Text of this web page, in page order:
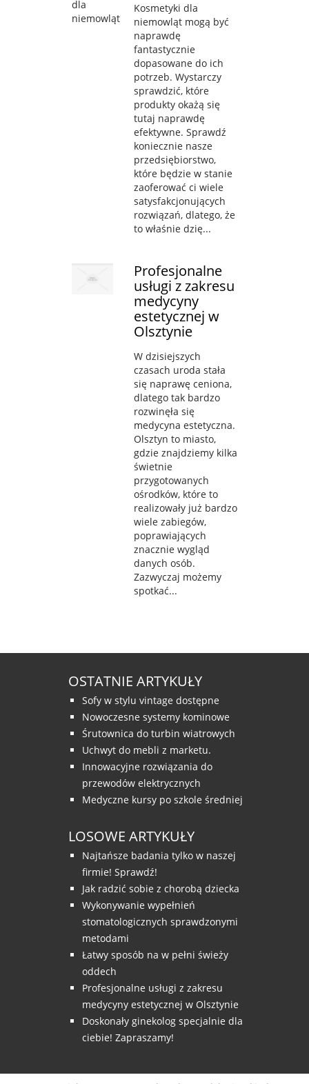
Kosmetyki dla
niemowląt mogą być
naprawdę
fantastycznie
dopasowane do ich
potrzeb. Wystarczy
sprawdzić, które
produkty okażą się
tutaj naprawdę
efektywne. Sprawdź
koniecznie nasze
przedsiębiorstwo,
które będzie w stanie
zaoferować ci wiele
satysfakcjonujących
rozwiązań, dlatego, że
to właśnie dzię...
Profesjonalne
usługi z zakresu
medycyny
estetycznej w
Olsztynie
W dzisiejszych
czasach uroda stała
się naprawę ceniona,
dlatego tak bardzo
rozwinęła się
medycyna estetyczna.
Olsztyn to miasto,
gdzie znajdziemy kilka
świetnie
przygotowanych
ośrodków, które to
realizowały już bardzo
wiele zabiegów,
poprawiających
znacznie wygląd
danych osób.
Zazwyczaj możemy
spotkać...
OSTATNIE ARTYKUŁY
Sofy w stylu vintage dostępne
Nowoczesne systemy kominowe
Śrutownica do turbin wiatrowych
Uchwyt do mebli z marketu.
Innowacyjne rozwiązania do
przewodów elektrycznych
Medyczne kursy po szkole średniej
LOSOWE ARTYKUŁY
Najtańsze badania tylko w naszej
firmie! Sprawdź!
Jak radzić sobie z chorobą dziecka
Wykonywanie wypełnień
stomatologicznych sprawdzonymi
metodami
Łatwy sposób na w pełni świeży
oddech
Profesjonalne usługi z zakresu
medycyny estetycznej w Olsztynie
Doskonały ginekolog specjalnie dla
ciebie! Zapraszamy!